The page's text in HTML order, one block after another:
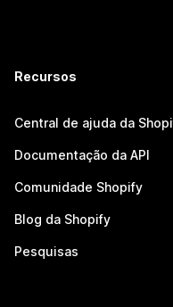
Recursos
Central de ajuda da
Documentação da API
Comunidade Shopify
Blog da Shopify
Pesquisas